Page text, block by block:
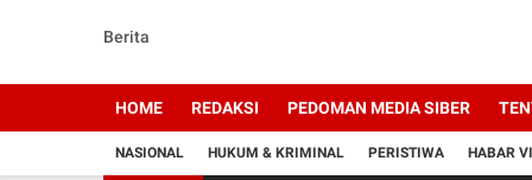
Berita
HOME REDAKSI PEDOMAN MEDIA SIBER
NASIONAL HUKUM & KRIMINAL PERISTIWA HABAR